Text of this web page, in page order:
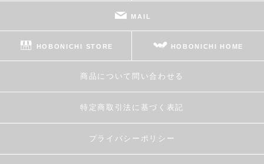
MAIL
HOBONICHI STORE HOBONICHI HOME
商品について問い合わせる
特定商取引法に基づく表記
プライバシーポリシー